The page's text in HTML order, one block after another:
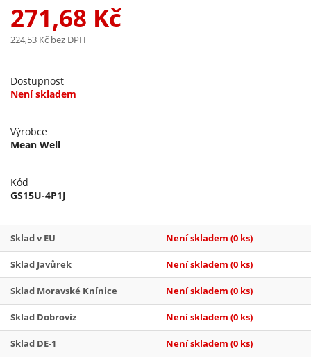
271,68 Kč
224,53 Kč bez DPH
Dostupnost
Není skladem
Výrobce
Mean Well
Kód
GS15U-4P1J
Sklad v EU Není skladem (0 ks)
Sklad Javůrek Není skladem (0 ks)
Sklad Moravské Knínice Není skladem (0 ks)
Sklad Dobrovíz Není skladem (0 ks)
Sklad DE-1 Není skladem (0 ks)